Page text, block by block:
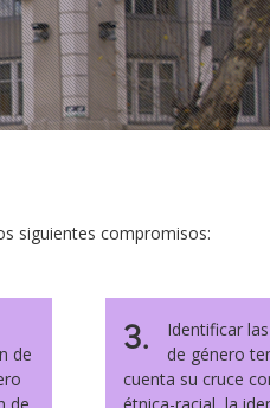
siguientes compromisos:
de
3.
Identificar
de género
cuenta su cruce